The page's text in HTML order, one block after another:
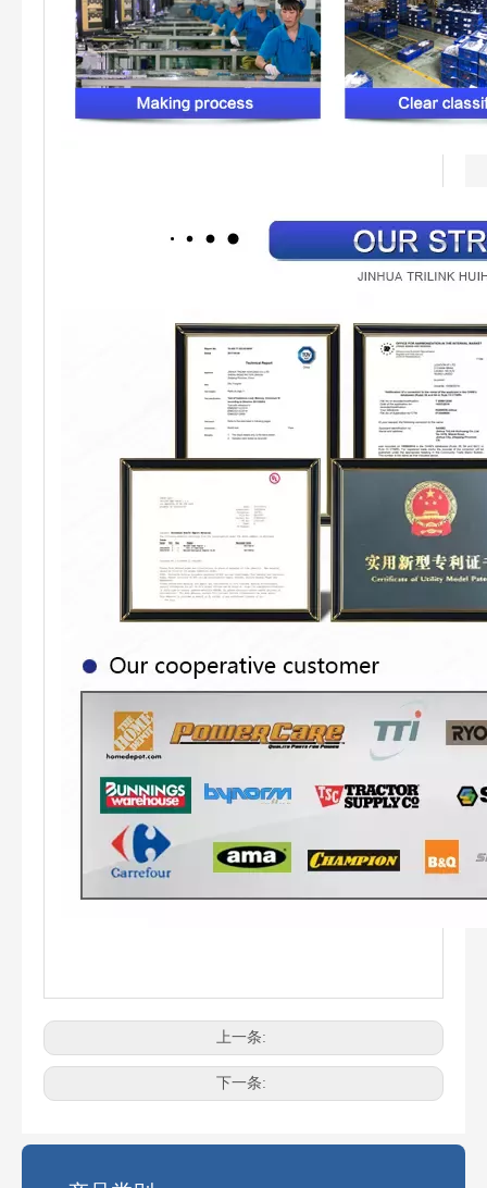
上一条:
下一条:
电锯最常见的链条尺寸是多少？
选择正确的链锯链条尺寸可能会令人困惑。使用错误的链条会影响